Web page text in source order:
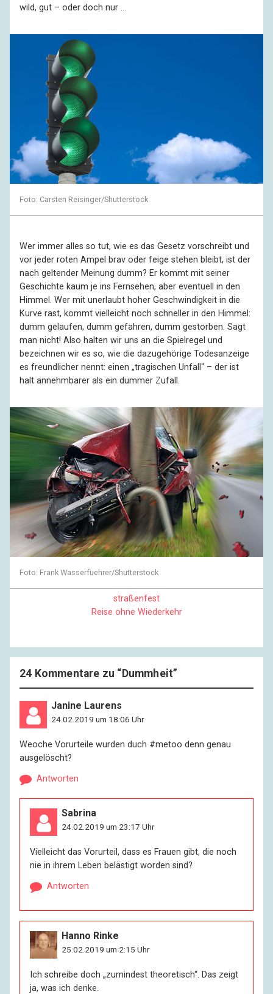
wild, gut – oder doch nur …
Foto: Carsten Reisinger/Shutterstock
Wer immer alles so tut, wie es das Gesetz vorschreibt und
vor jeder roten Ampel brav oder feige stehen bleibt, ist der
nach geltender Meinung dumm? Er kommt mit seiner
Geschichte kaum je ins Fernsehen, aber eventuell in den
Himmel. Wer mit unerlaubt hoher Geschwindigkeit in die
Kurve rast, kommt vielleicht noch schneller in den Himmel:
dumm gelaufen, dumm gefahren, dumm gestorben. Sagt
man nicht! Also halten wir uns an die Spielregel und
bezeichnen wir es so, wie die dazugehörige Todesanzeige
es freundlicher nennt: einen „tragischen Unfall“ – der ist
halt annehmbarer als ein dummer Zufall.
Foto: Frank Wasserfuehrer/Shutterstock
straßenfest
Reise ohne Wiederkehr
24 Kommentare zu “ Dummheit”
Janine Laurens
24.02.2019 um 18:06 Uhr
Weoche Vorurteile wurden duch #metoo denn genau
ausgelöscht?
Antworten
Sabrina
24.02.2019 um 23:17 Uhr
Vielleicht das Vorurteil, dass es Frauen gibt, die noch
nie in ihrem Leben belästigt worden sind?
Antworten
Hanno Rinke
25.02.2019 um 2:15 Uhr
Ich schreibe doch „zumindest theoretisch“. Das zeigt
ja, was ich denke.